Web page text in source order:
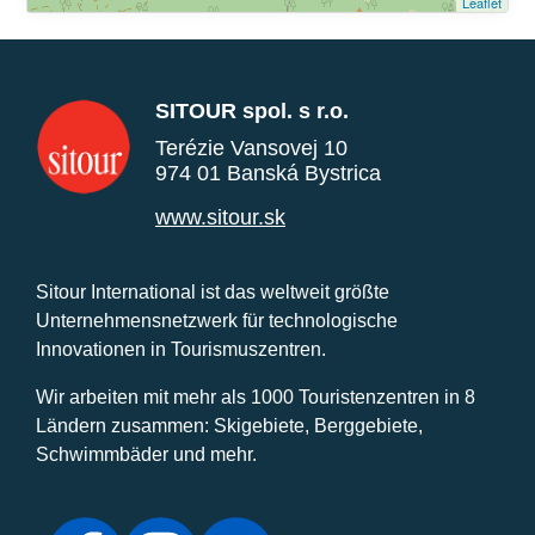
SITOUR spol. s r.o.
Terézie Vansovej 10
974 01 Banská Bystrica
www.sitour.sk
Sitour International ist das weltweit größte
Unternehmensnetzwerk für technologische
Innovationen in Tourismuszentren.
Wir arbeiten mit mehr als 1000 Touristenzentren in 8
Ländern zusammen: Skigebiete, Berggebiete,
Schwimmbäder und mehr.